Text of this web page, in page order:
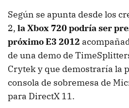
Según se apunta desde los
2, la Xbox 720 podría ser
próximo E3 2012
de una demo de
Crytek y que demostraría la
consola de sobremesa de
para DirectX 11.